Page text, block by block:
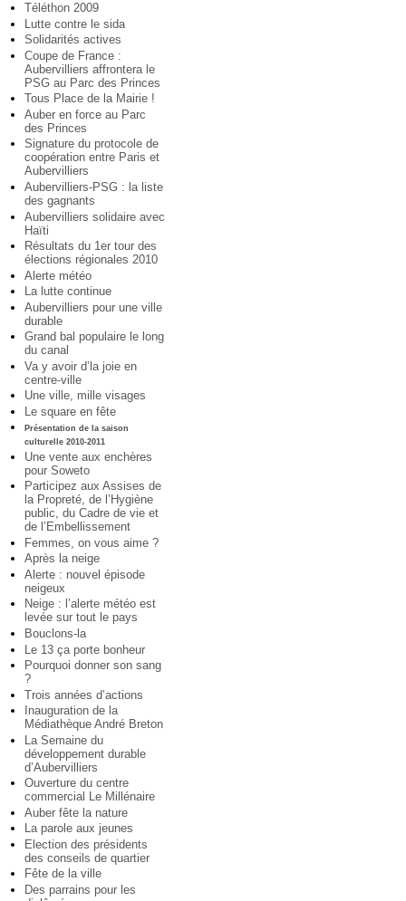
Téléthon 2009
Lutte contre le sida
Solidarités actives
Coupe de France :
Aubervilliers affrontera le
PSG au Parc des Princes
Tous Place de la Mairie !
Auber en force au Parc
des Princes
Signature du protocole de
coopération entre Paris et
Aubervilliers
Aubervilliers-PSG : la liste
des gagnants
Aubervilliers solidaire avec
Haïti
Résultats du 1er tour des
élections régionales 2010
Alerte météo
La lutte continue
Aubervilliers pour une ville
durable
Grand bal populaire le long
du canal
Va y avoir d’la joie en
centre-ville
Une ville, mille visages
Le square en fête
Présentation de la saison
culturelle 2010-2011
Une vente aux enchères
pour Soweto
Participez aux Assises de
la Propreté, de l’Hygiène
public, du Cadre de vie et
de l’Embellissement
Femmes, on vous aime ?
Après la neige
Alerte : nouvel épisode
neigeux
Neige : l’alerte météo est
levée sur tout le pays
Bouclons-la
Le 13 ça porte bonheur
Pourquoi donner son sang
?
Trois années d’actions
Inauguration de la
Médiathèque André Breton
La Semaine du
développement durable
d’Aubervilliers
Ouverture du centre
commercial Le Millénaire
Auber fête la nature
La parole aux jeunes
Election des présidents
des conseils de quartier
Fête de la ville
Des parrains pour les